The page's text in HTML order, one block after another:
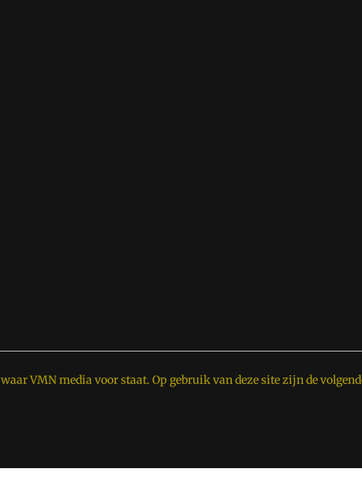
waar VMN media voor staat. Op gebruik van deze site zijn de